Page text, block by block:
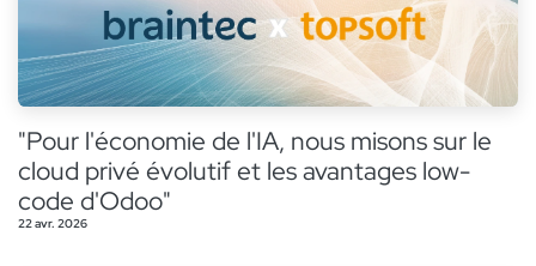
"Pour l'économie de l'IA, nous misons sur le
cloud privé évolutif et les avantages low-
code d'Odoo"
22 avr. 2026